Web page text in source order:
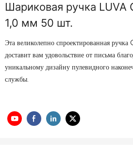
Шариковая ручка LUVA
1,0 мм 50 шт.
Эта великолепно спроектированная
доставит вам удовольствие от письма
уникальному дизайну пулевидного
службы.